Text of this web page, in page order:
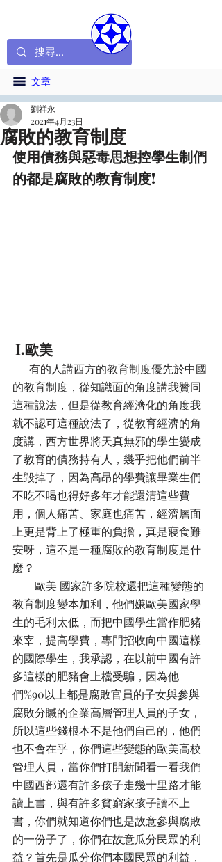
文章
腐敗的教育制度
劉祥永
2021年4月23日
使用債務與惡毒思想控學生制們
的都是腐敗的教育制度!
I.歐美
的教育制度，從知識面的角度講我贊同
這種說法，但是從教育經濟化的角度我
就不認可這種說法了，從教育經濟的角
度講，西方世界將天真無邪的學生變成
了教育的債務持有人，幾乎把他們前半
生毀掉了，因為高昂的學費讓畢業生們
不吃不喝也得好多年才能還清這些費
用，個人痛苦、家庭也痛苦，經濟層面
上更是背上了極重的負擔，真是寢食難
安呀，這不是一種腐敗的教育制度是什
麼？
教育制度變本加利，他們嫌歐美國家學
生的毛利太低，而把中國學生當作肥豬
來宰，提高學費，專門招收向中國這樣
的國際學生，我承認，在以前中國有許
多這樣的肥豬會上檔受騙，因為他
們%90以上都是腐敗官員的子女與參與
腐敗分贓的企業高層管理人員的子女，
所以這些錢根本不是他們自己的，他們
也不會在乎，你們這些變態的歐美高校
管理人員，當你們打開新聞看一看我們
中國西部還有許多孩子走幾十里路才能
讀上書，與有許多貧窮家孩子讀不上
書，你們就知道你們也是故意參與腐敗
的一份子了，你們在故意瓜分民眾的利
益？首先是瓜分你們本國民眾的利益，